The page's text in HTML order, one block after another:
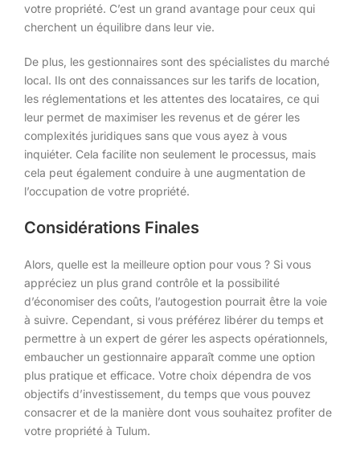
votre propriété. C’est un grand avantage pour ceux qui
cherchent un équilibre dans leur vie.
De plus, les gestionnaires sont des spécialistes du marché
local. Ils ont des connaissances sur les tarifs de location,
les réglementations et les attentes des locataires, ce qui
leur permet de maximiser les revenus et de gérer les
complexités juridiques sans que vous ayez à vous
inquiéter. Cela facilite non seulement le processus, mais
cela peut également conduire à une augmentation de
l’occupation de votre propriété.
Considérations Finales
Alors, quelle est la meilleure option pour vous ? Si vous
appréciez un plus grand contrôle et la possibilité
d’économiser des coûts, l’autogestion pourrait être la voie
à suivre. Cependant, si vous préférez libérer du temps et
permettre à un expert de gérer les aspects opérationnels,
embaucher un gestionnaire apparaît comme une option
plus pratique et efficace. Votre choix dépendra de vos
objectifs d’investissement, du temps que vous pouvez
consacrer et de la manière dont vous souhaitez profiter de
votre propriété à Tulum.